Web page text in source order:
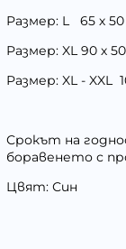
Размер: L 65 х
Размер: XL 90 х
Размер: XL - XXL
Срокът на
боравенето с
Цвят: Син